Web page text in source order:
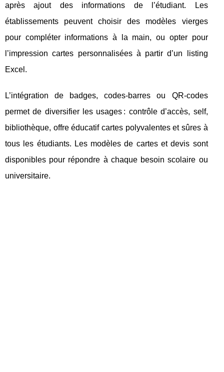
après ajout des informations de l’étudiant. Les
établissements peuvent choisir des modèles vierges
pour compléter informations à la main, ou opter pour
l’impression cartes personnalisées à partir d’un listing
Excel.
L’intégration de badges, codes-barres ou QR-codes
permet de diversifier les usages : contrôle d’accès, self,
bibliothèque, offre éducatif cartes polyvalentes et sûres à
tous les étudiants. Les modèles de cartes et devis sont
disponibles pour répondre à chaque besoin scolaire ou
universitaire.